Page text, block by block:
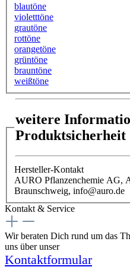
blautöne
violetttöne
grautöne
rottöne
orangetöne
grüntöne
brauntöne
weißtöne
weitere
Produktsicherheit
Hersteller-Kontakt
AURO Pflanzenchemie AG,
Braunschweig, info@auro.de
Kontakt & Service
Wir beraten Dich rund um das
uns über unser
Kontaktformular